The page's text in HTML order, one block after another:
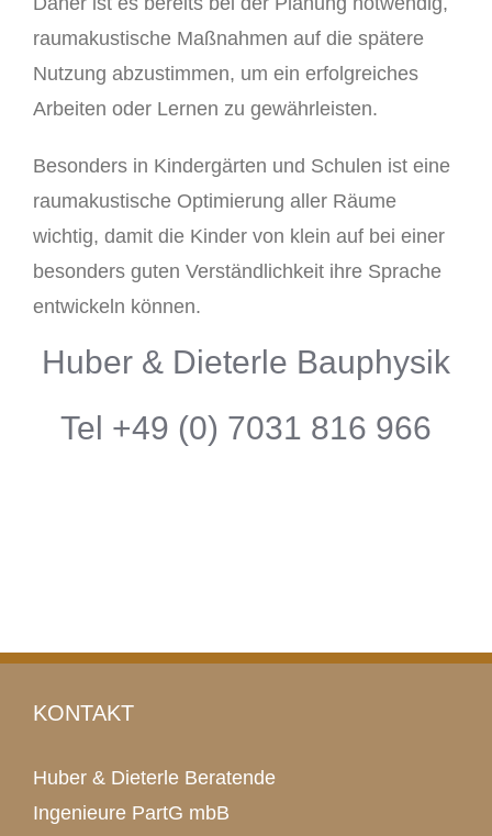
raumakustische Maßnahmen auf die spätere
Nutzung abzustimmen, um ein erfolgreiches
Arbeiten oder Lernen zu gewährleisten.
Besonders in Kindergärten und Schulen ist eine
raumakustische Optimierung aller Räume
wichtig, damit die Kinder von klein auf bei einer
besonders guten Verständlichkeit ihre Sprache
entwickeln können.
Huber & Dieterle Bauphysik
Tel +49 (0) 7031 816 966
KONTAKT
Huber & Dieterle Beratende
Ingenieure PartG mbB